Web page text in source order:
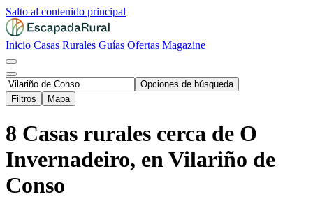
Salto al contenido principal
Inicio Casas Rurales Guías Ofertas Magazine
Opciones de búsqueda
Filtros
Mapa
8 Casas rurales cerca de O
Invernadeiro, en Vilariño de
Conso